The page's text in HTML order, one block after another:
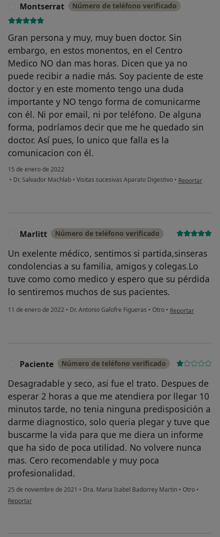
Montserrat Número de teléfono verificado
Gran persona y muy, muy buen doctor. Sin
embargo, en estos monentos, en el Centro
Medico NO dan mas horas. Dicen que ya no
puede recibir a nadie más. Soy paciente de este
doctor y en este momento tengo una duda
importante y NO tengo forma de comunicarme
con él. Ni por email, ni por teléfono. De alguna
forma, podríamos decir que me he quedado sin
doctor. Así pues, lo unico que falla es la
comunicacion con él.
15 de enero de 2022
• Dr. Salvador Machlab • Visitas sucesivas Aparato Digestivo • en opinión del
Reportar
Marlitt Número de teléfono verificado
Un exelente médico, sentimos si partida,sinseras
condolencias a su familia, amigos y colegas.Lo
tuve como como medico y espero que su pérdida
lo sentiremos muchos de sus pacientes.
11 de enero de 2022 • Dr. Antonio Galofre Figueras • Otro • en opinión del
Reportar
Paciente Número de teléfono verificado
Desagradable y seco, asi fue el trato. Despues de
esperar 2 horas a que me atendiera por llegar 10
minutos tarde, no tenia ninguna predisposición a
darme diagnostico, solo queria plegar y tuve que
buscarme la vida para que me diera un informe
que ha sido de poca utilidad. No volvere nunca
mas. Cero recomendable y muy poca
profesionalidad.
25 de noviembre de 2021 • Dra. Maria Isabel Badorrey Martin • Otro •
en opinión del usuario Paciente
Reportar